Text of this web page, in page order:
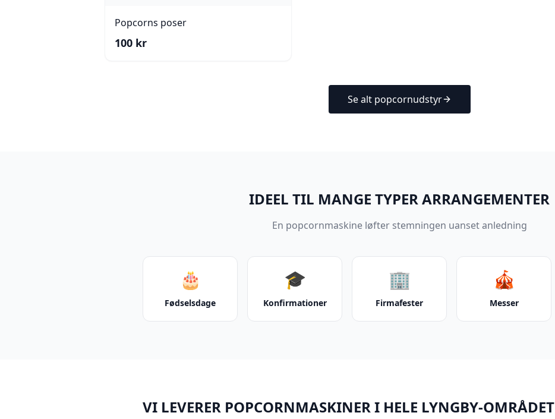
Popcorns poser
100 kr
Se alt popcornudstyr
IDEEL TIL MANGE TYPER ARRANGEMENTER
En popcornmaskine løfter stemningen uanset anledning
🎂
Fødselsdage
🎓
Konfirmationer
🏢
Firmafester
🎪
Messer
VI LEVERER POPCORNMASKINER I HELE LYNGBY-OMRÅDET